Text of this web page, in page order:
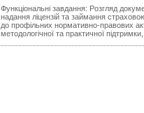
Функціональні завдання: Розгляд
надання ліцензій та займання
до профільних нормативно-правових
методологічної та практичної